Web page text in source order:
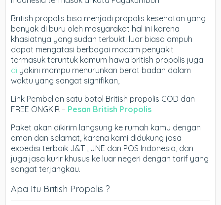
British propolis bisa menjadi propolis kesehatan yang
banyak di buru oleh masyarakat hal ini karena
khasiatnya yang sudah terbukti luar biasa ampuh
dapat mengatasi berbagai macam penyakit
termasuk teruntuk kamum hawa british propolis juga
di yakini mampu menurunkan berat badan dalam
waktu yang sangat signifikan,
Link Pembelian satu botol British propolis COD dan
FREE ONGKIR – Pesan British Propolis
Paket akan dikirim langsung ke rumah kamu dengan
aman dan selamat, karena kami didukung jasa
expedisi terbaik J&T , JNE dan POS Indonesia, dan
juga jasa kurir khusus ke luar negeri dengan tarif yang
sangat terjangkau.
Apa Itu British Propolis ?